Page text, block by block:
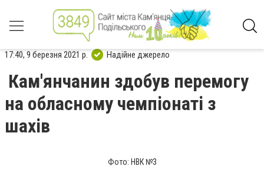
17:40, 9 березня 2021 р. Надійне джерело
Кам'янчанин здобув перемогу
на обласному чемпіонаті з
шахів
Фото: НВК №3